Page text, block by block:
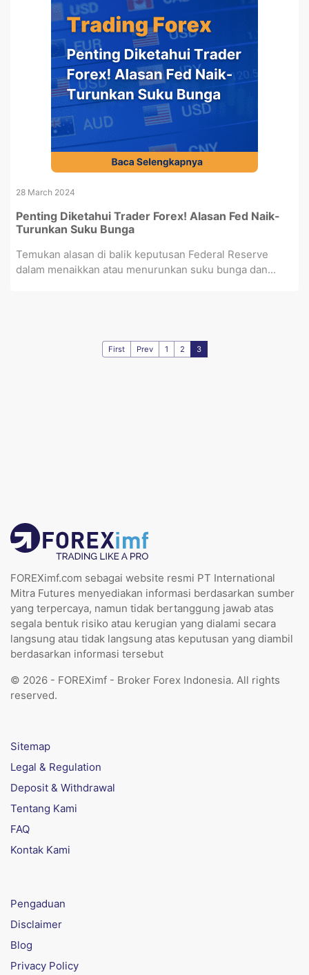
28 March 2024
Penting Diketahui Trader Forex! Alasan Fed Naik-
Turunkan Suku Bunga
Temukan alasan di balik keputusan Federal Reserve
dalam menaikkan atau menurunkan suku bunga dan...
First Prev 1 2 3
FOREXimf.com sebagai website resmi PT International
Mitra Futures menyediakan informasi berdasarkan sumber
yang terpercaya, namun tidak bertanggung jawab atas
segala bentuk risiko atau kerugian yang dialami secara
langsung atau tidak langsung atas keputusan yang diambil
berdasarkan informasi tersebut
© 2026 - FOREXimf - Broker Forex Indonesia. All rights
reserved.
Sitemap
Legal & Regulation
Deposit & Withdrawal
Tentang Kami
FAQ
Kontak Kami
Pengaduan
Disclaimer
Blog
Privacy Policy